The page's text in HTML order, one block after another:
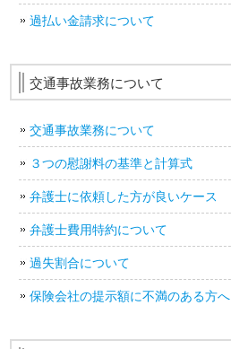
過払い金請求について
交通事故業務について
交通事故業務について
３つの慰謝料の基準と計算式
弁護士に依頼した方が良いケース
弁護士費用特約について
過失割合について
保険会社の提示額に不満のある方へ